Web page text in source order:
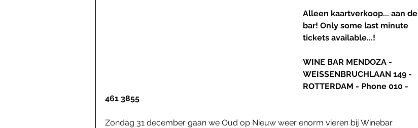
Alleen kaartverkoop... aan de
bar! Only some last minute
tickets available...!
WINE BAR MENDOZA -
WEISSENBRUCHLAAN 149 -
ROTTERDAM - Phone 010 -
461 3855
Zondag 31 december gaan we Oud op Nieuw weer enorm vieren bij Winebar